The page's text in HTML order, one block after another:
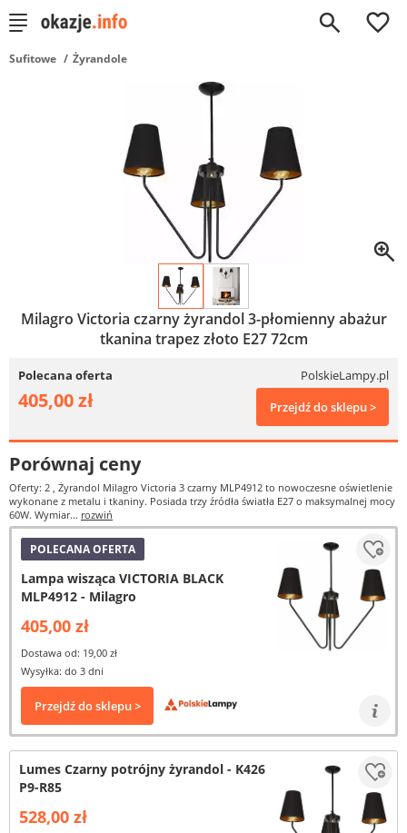
0
Sufitowe Żyrandole
Milagro Victoria czarny żyrandol 3-płomienny abażur
tkanina trapez złoto E27 72cm
Polecana oferta PolskieLampy.pl
405,00 zł Przejdź do sklepu >
Porównaj ceny
Oferty: 2 , Żyrandol Milagro Victoria 3 czarny MLP4912 to nowoczesne oświetlenie
wykonane z metalu i tkaniny. Posiada trzy źródła światła E27 o maksymalnej mocy
60W. Wymiar... rozwiń
POLECANA OFERTA
Lampa wisząca VICTORIA BLACK
MLP4912 - Milagro
405,00 zł
Dostawa od: 19,00 zł
Wysyłka: do 3 dni
Przejdź do sklepu >
Lumes Czarny potrójny żyrandol - K426
P9-R85
528,00 zł